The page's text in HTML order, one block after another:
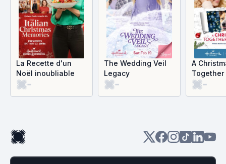
La Recette d'un
Noël inoubliable
-
The Wedding Veil
Legacy
-
A
-